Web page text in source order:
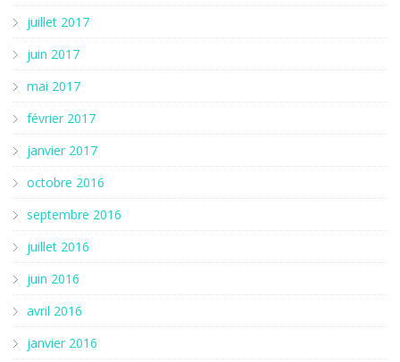
juillet 2017
juin 2017
mai 2017
février 2017
janvier 2017
octobre 2016
septembre 2016
juillet 2016
juin 2016
avril 2016
janvier 2016